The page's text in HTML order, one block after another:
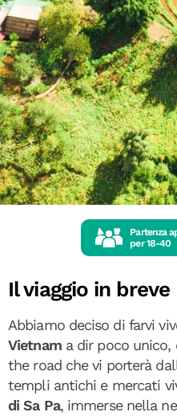
Partenza
per18-40
Il viaggio in breve
Abbiamo deciso di farvi
Vietnam a dir poco unico,
the road che vi porterà
templi antichi e mercati
di Sa Pa, immerse nella